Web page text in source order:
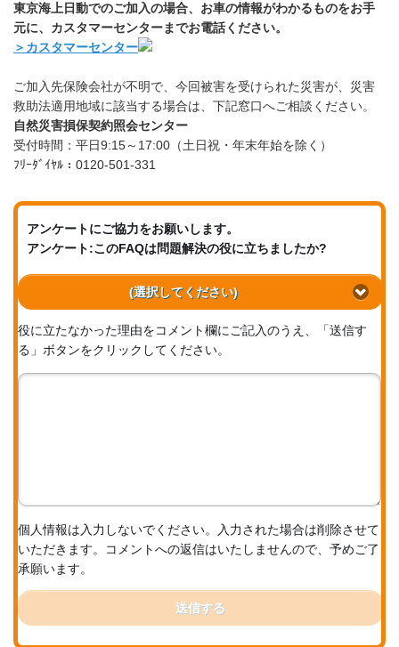
東京海上日動でのご加入の場合、お車の情報がわかるものをお手
元に、カスタマーセンターまでお電話ください。
＞カスタマーセンター
ご加入先保険会社が不明で、今回被害を受けられた災害が、災害
救助法適用地域に該当する場合は、下記窓口へご相談ください。
自然災害損保契約照会センター
受付時間：平日9:15～17:00（土日祝・年末年始を除く）
ﾌﾘｰﾀﾞｲﾔﾙ：0120-501-331
アンケートにご協力をお願いします。
アンケート:このFAQは問題解決の役に立ちましたか?
(選択してください)
役に立たなかった理由をコメント欄にご記入のうえ、「送信す
る」ボタンをクリックしてください。
個人情報は入力しないでください。入力された場合は削除させて
いただきます。コメントへの返信はいたしませんので、予めご了
承願います。
送信する